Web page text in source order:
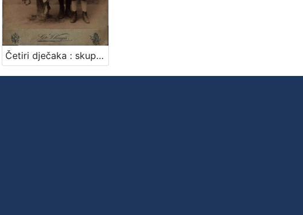
Četiri dječaka : skupni portret / G .& I. Varga